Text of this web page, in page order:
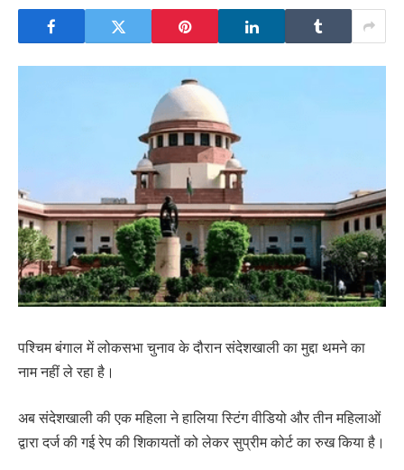
पश्चिम बंगाल में लोकसभा चुनाव के दौरान संदेशखाली का मुद्दा थमने का
नाम नहीं ले रहा है।
अब संदेशखाली की एक महिला ने हालिया स्टिंग वीडियो और तीन महिलाओं
द्वारा दर्ज की गई रेप की शिकायतों को लेकर सुप्रीम कोर्ट का रुख किया है।